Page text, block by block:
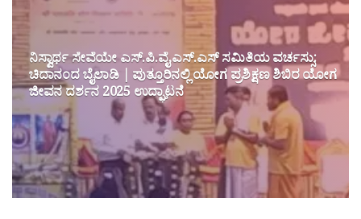
ನಿಸ್ವಾರ್ಥ ಸೇವೆಯೇ ಎಸ್.ಪಿ.ವೈ.ಎಸ್.ಎಸ್ ಸಮಿತಿಯ ವರ್ಚಸ್ಸು:
ಚಿದಾನಂದ ಬೈಲಾಡಿ | ಪುತ್ತೂರಿನಲ್ಲಿ ಯೋಗ ಪ್ರಶಿಕ್ಷಣ ಶಿಬಿರ ಯೋಗ
ಜೀವನ ದರ್ಶನ 2025 ಉದ್ಘಾಟನೆ